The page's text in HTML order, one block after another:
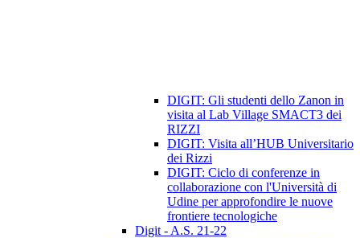
DIGIT: Gli studenti dello Zanon in
visita al Lab Village SMACT3 dei
RIZZI
DIGIT: Visita all’HUB Universitario
dei Rizzi
DIGIT: Ciclo di conferenze in
collaborazione con l'Università di
Udine per approfondire le nuove
frontiere tecnologiche
Digit - A.S. 21-22